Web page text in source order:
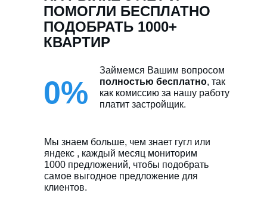
0%
Займемся Вашим вопросом
полностью бесплатно, так
как комиссию за нашу работу
платит застройщик.
Мы знаем больше, чем знает гугл или
яндекс , каждый месяц мониторим
1000 предложений, чтобы подобрать
самое выгодное предложение для
клиентов.
ПОМОГЛИ БЕСПЛАТНО
ПОДОБРАТЬ 1000+
КВАРТИР